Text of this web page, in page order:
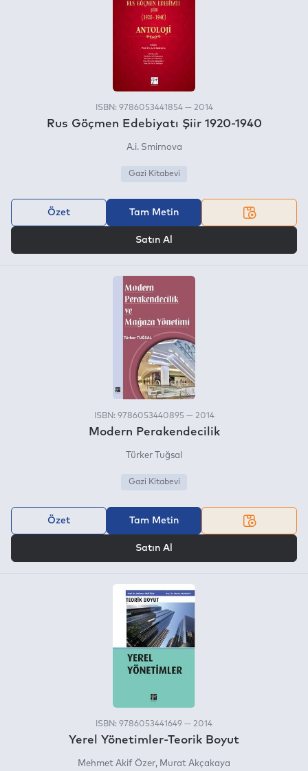
ISBN: 9786053441854 — 2014
Rus Göçmen Edebiyatı Şiir 1920-1940
A.i. Smirnova
Gazi Kitabevi
Özet Tam Metin
Satın Al
ISBN: 9786053440895 — 2014
Modern Perakendecilik
Türker Tuğsal
Gazi Kitabevi
Özet Tam Metin
Satın Al
ISBN: 9786053441649 — 2014
Yerel Yönetimler-Teorik Boyut
Mehmet Akif Özer Murat Akçakaya